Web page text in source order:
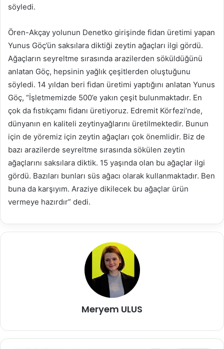
söyledi.
Ören-Akçay yolunun Denetko girişinde fidan üretimi yapan
Yunus Göç’ün saksılara diktiği zeytin ağaçları ilgi gördü.
Ağaçların seyreltme sırasında arazilerden söküldüğünü
anlatan Göç, hepsinin yağlık çeşitlerden oluştuğunu
söyledi. 14 yıldan beri fidan üretimi yaptığını anlatan Yunus
Göç, “İşletmemizde 500’e yakın çeşit bulunmaktadır. En
çok da fıstıkçamı fidanı üretiyoruz. Edremit Körfezi’nde,
dünyanın en kaliteli zeytinyağlarını üretilmektedir. Bunun
için de yöremiz için zeytin ağaçları çok önemlidir. Biz de
bazı arazilerde seyreltme sırasında sökülen zeytin
ağaçlarını saksılara diktik. 15 yaşında olan bu ağaçlar ilgi
gördü. Bazıları bunları süs ağacı olarak kullanmaktadır. Ben
buna da karşıyım. Araziye dikilecek bu ağaçlar ürün
vermeye hazırdır” dedi.
Meryem ULUS